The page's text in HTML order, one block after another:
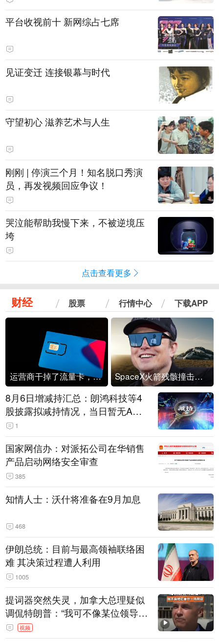
平台收视前十 新网综占七席
见证变迁 连接银幕与时代
守望初心 滋养艺术与人生
刚刚 | 停演三个月！知名脱口秀演
员，再发视频回应争议！
哭泣能帮助我慢下来，不被逆境压
垮
点击查看更多
财经 股票 行情中心 下载APP
运营商干掉了流量卡，他们真的玩不起了 SpaceX火箭残骸撞击月球
8月6日增减持汇总：朗鸿科技等4
股披露拟减持情况，当日暂无A股
公司披露拟增持情况（表）
1
国家网信办：对派拓公司在华销售
产品启动网络安全审查
385
知情人士：沃什将准备在9月加息
468
伊朗总统：目前与最高领袖联络困
难 其决策过程遭人利用
1005
提词器突然失灵，加拿大总理疑似
调侃特朗普：“我可不像某位领导
人，把这当成一场阴谋”，全场哄笑
视频